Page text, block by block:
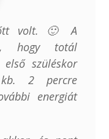
volt. 🙂 A
hogy totál
szüléskor
2 percre
energiát